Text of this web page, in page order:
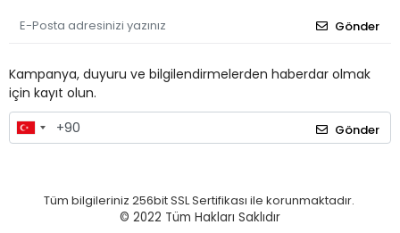
Gönder
Kampanya, duyuru ve bilgilendirmelerden haberdar olmak
için kayıt olun.
Gönder
Tüm bilgileriniz 256bit SSL Sertifikası ile korunmaktadır.
© 2022 Tüm Hakları Saklıdır